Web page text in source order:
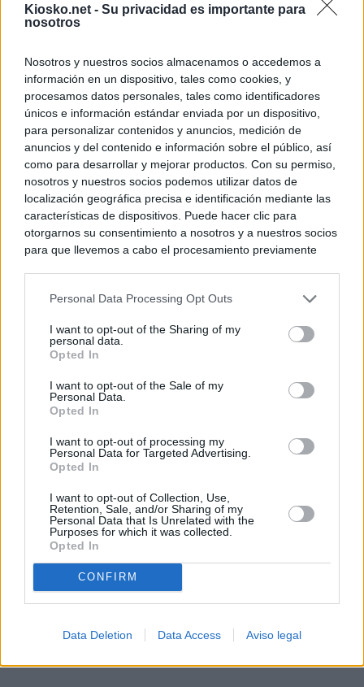
Kiosko.net - Su privacidad es importante para
nosotros
Nosotros y nuestros socios almacenamos o accedemos a
información en un dispositivo, tales como cookies, y
procesamos datos personales, tales como identificadores
únicos e información estándar enviada por un dispositivo,
para personalizar contenidos y anuncios, medición de
anuncios y del contenido e información sobre el público, así
como para desarrollar y mejorar productos. Con su permiso,
nosotros y nuestros socios podemos utilizar datos de
localización geográfica precisa e identificación mediante las
características de dispositivos. Puede hacer clic para
otorgarnos su consentimiento a nosotros y a nuestros socios
para que llevemos a cabo el procesamiento previamente
negar su consentimiento. Tenga en cuenta que algún
de su consentimiento, pero usted tiene el derecho de
rechazar tal procesamiento. Sus preferencias se aplicarán
cualquier momento entrando de nuevo en este sitio web o
visitando nuestra política de privacidad.
Personal Data Processing Opt Outs
I want to opt-out of the Sharing of my
personal data.
Opted In
I want to opt-out of the Sale of my
Personal Data.
Opted In
I want to opt-out of processing my
Personal Data for Targeted Advertising.
Opted In
I want to opt-out of Collection, Use,
Retention, Sale, and/or Sharing of my
Personal Data that Is Unrelated with the
Purposes for which it was collected.
Opted In
CONFIRM
Data Deletion Data Access Aviso legal